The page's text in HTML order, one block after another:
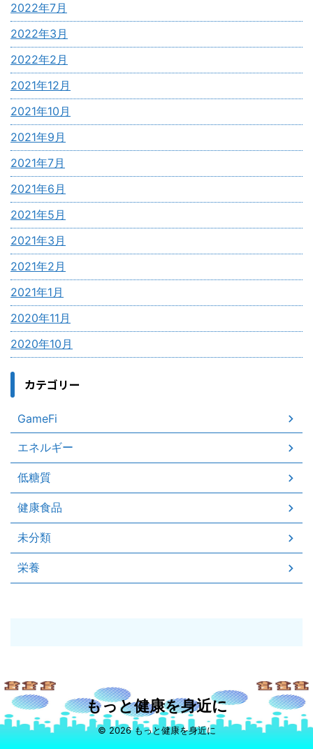
2022年7月
2022年3月
2022年2月
2021年12月
2021年10月
2021年9月
2021年7月
2021年6月
2021年5月
2021年3月
2021年2月
2021年1月
2020年11月
2020年10月
カテゴリー
GameFi
エネルギー
低糖質
健康食品
未分類
栄養
もっと健康を身近に
© 2026 もっと健康を身近に